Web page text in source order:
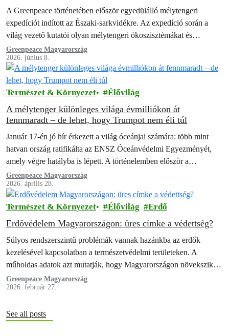
A Greenpeace történetében először egyedülálló mélytengeri
expedíciót indított az Északi-sarkvidékre. Az expedíció során a
világ vezető kutatói olyan mélytengeri ökoszisztémákat és
területeket tártak fel, amelyek mindezidáig rejtve voltak az
ember…
Greenpeace Magyarország
2026. június 8.
Természet & Környezet Élővilág
A mélytenger különleges világa évmilliókon át
fennmaradt – de lehet, hogy Trumpot nem éli túl
Január 17-én jó hír érkezett a világ óceánjai számára: több mint
hatvan ország ratifikálta az ENSZ Óceánvédelmi Egyezményét,
amely végre hatályba is lépett. A történelemben először a
kormányok tengeri védett…
Greenpeace Magyarország
2026. április 28.
Természet & Környezet Élővilág Erdő
Erdővédelem Magyarországon: üres címke a védettség?
Súlyos rendszerszintű problémák vannak hazánkba az erdők
kezelésével kapcsolatban a természetvédelmi területeken. A
műholdas adatok azt mutatják, hogy Magyarországon növekszik a
fakitermelés azokban az erdőkben, amelyeket elvileg az Európai
Unió…
Greenpeace Magyarország
2026. február 27.
See all posts